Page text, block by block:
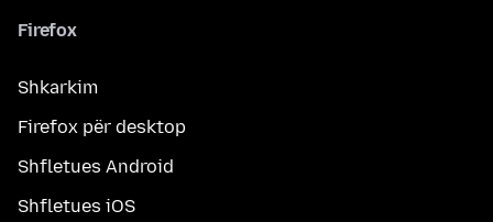
Firefox
Shkarkim
Firefox për desktop
Shfletues Android
Shfletues iOS